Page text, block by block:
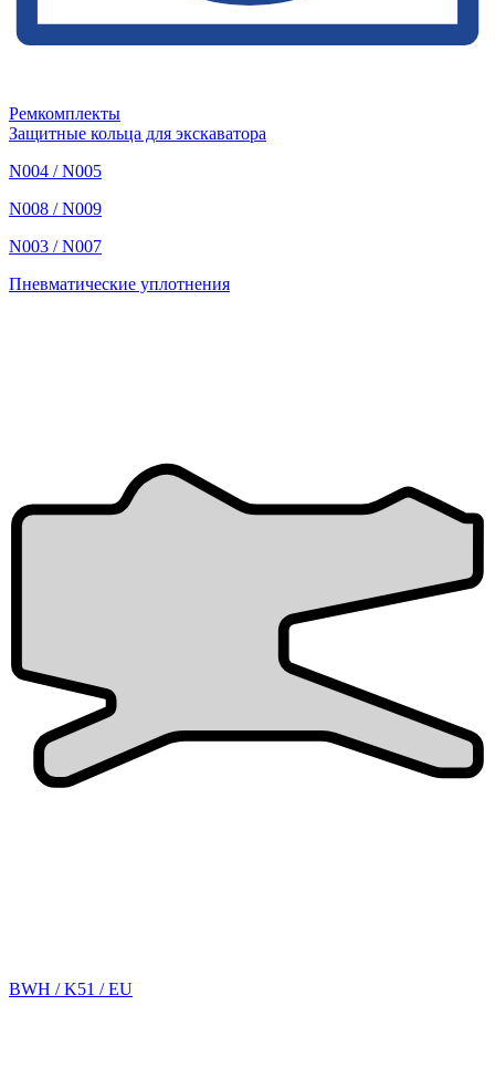
Ремкомплекты
Защитные кольца для экскаватора
N004 / N005
N008 / N009
N003 / N007
Пневматические уплотнения
BWH / K51 / EU